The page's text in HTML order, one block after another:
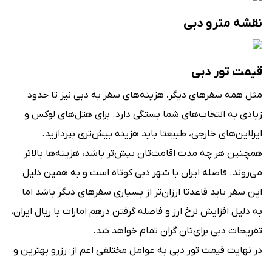
نقشه مترو دبی
قیمت تور دبی
مثل همه سفرهای دیگر، هزینه‌های سفر به دبی نیز تا حدود
زیادی به انتخاب‌های شما بستگی دارد. برای هتل‌های لوکس و
ایرلاین‌های خارجی، طبیعتا باید هزینه بیش‌تری بپردازید.
همچنین هر چه مدت اقامت‌تان بیش‌تر باشد، هزینه‌ها بالاتر
می‌روند. فاصله ایران با شهر دبی کوتاه است و به همین دلیل
این سفر باید قاعدتا ارزان‌تر از بسیاری سفرهای دیگر باشد اما
به دلیل افزایش نرخ ارز و فاصله گرفتن درهم امارات با ریال ایران،
تفریحات دبی برای‌تان گران تمام خواهد شد.
در نهایت قیمت تور دبی به عوامل مختلفی اعم از: رزرو بهترین و